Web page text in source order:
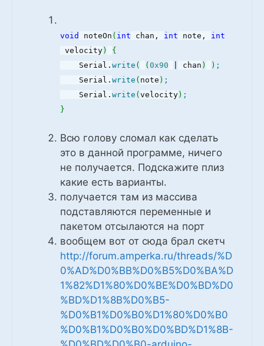
void noteOn ( int chan, int note, int
velocity)
{
Serial. write ( (0x90 chan ) ) ;
Serial. write ( note ) ;
Serial. write (velocity) ;
}
Всю голову сломал как сделать
это в данной программе, ничего
не получается. Подскажите плиз
какие есть варианты.
получается там из массива
подставляются переменные и
пакетом отсылаются на порт
вообщем вот от сюда брал скетч
http://forum.amperka.ru/threads/%D
0%AD%D0%BB%D0%B5%D0%BA%D
1%82%D1%80%D0%BE%D0%BD%D0
%BD%D1%8B%D0%B5-
%D0%B1%D0%B0%D1%80%D0%B0
%D0%B1%D0%B0%D0%BD%D1%8B-